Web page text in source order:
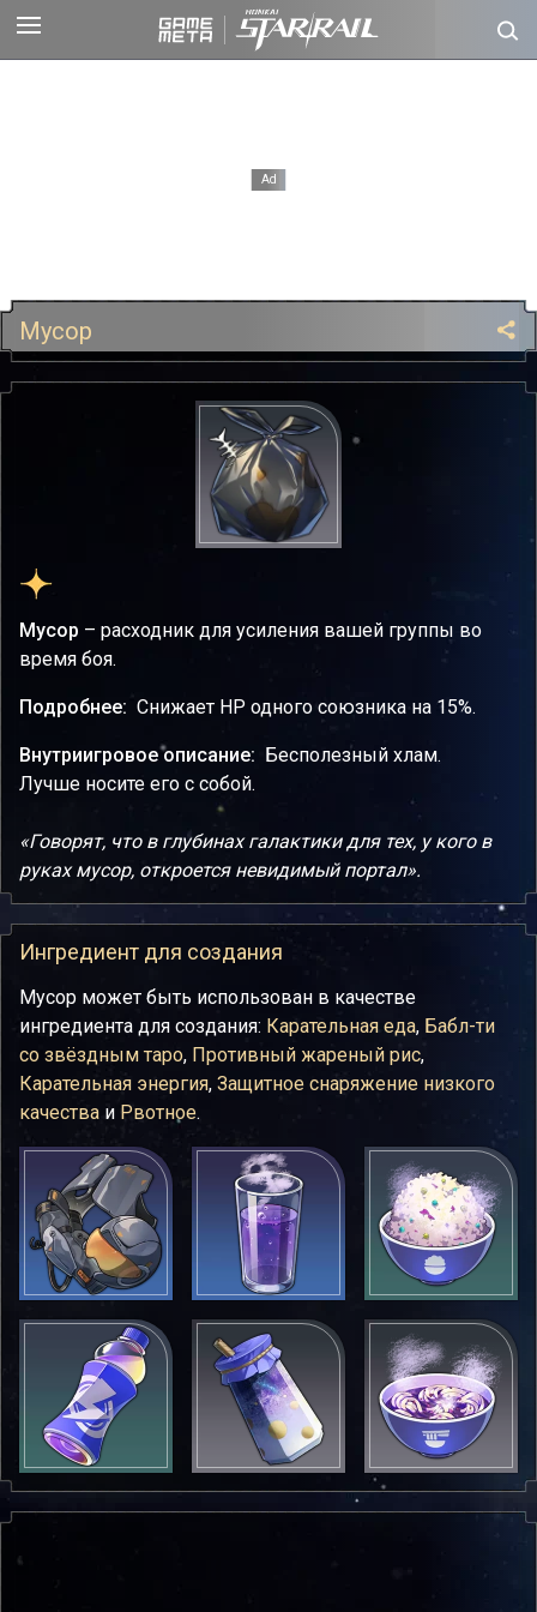
Мусор
Мусор – расходник для усиления вашей группы во
время боя.
Подробнее: Снижает НР одного союзника на 15%.
Внутриигровое описание: Бесполезный хлам.
Лучше носите его с собой.
«Говорят, что в глубинах галактики для тех, у кого в
руках мусор, откроется невидимый портал».
Ингредиент для создания
Мусор может быть использован в качестве
ингредиента для создания: Карательная еда, Бабл-ти
со звёздным таро, Противный жареный рис,
Карательная энергия, Защитное снаряжение низкого
качества и Рвотное.